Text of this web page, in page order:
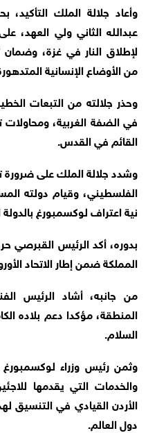
وأعاد جلالة الملك
عبدﷲ الثاني ولي العهد،
لإطلاق النار في غزة، وضمان
من الأوضاع الإنسانية
وحذر جلالته من التبعات
في الضفة الغربية، ومحاولات
القائم في القدس.
وشدد جلالة الملك على
الفلسطيني، وقيام دولته
نية اعتراف لوكسمبورغ
بدوره، أكد الرئيس القبرصي
المملكة ضمن إطار الاتحاد
من جانبه، أشاد الرئيس
المنطقة، مؤكدا دعم بلاده
السلام.
وثمن رئيس وزراء لوكسمبورغ
والخدمات التي يقدمها
الأردن القيادي في التنسيق
دول العالم.